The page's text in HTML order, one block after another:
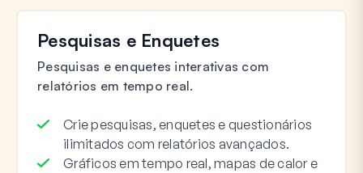
Pesquisas e Enquetes
Pesquisas e enquetes interativas com
relatórios em tempo real.
Crie pesquisas, enquetes e questionários
ilimitados com relatórios avançados.
Gráficos em tempo real, mapas de calor e